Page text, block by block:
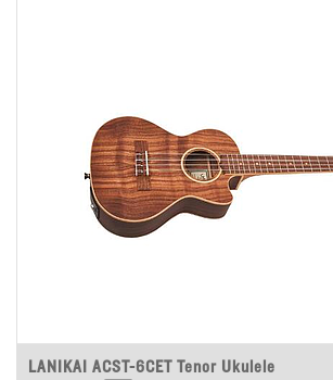
LANIKAI ACST-6CET Tenor Ukulele